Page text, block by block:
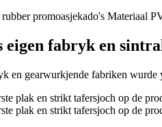
promoasjekado's Materiaal
fabryk en
en gearwurkjende fabriken wurde